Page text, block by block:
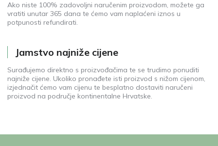
Ako niste 100% zadovoljni naručenim proizvodom, možete ga
vratiti unutar 365 dana te ćemo vam naplaćeni iznos u
potpunosti refundirati.
Jamstvo najniže cijene
Surađujemo direktno s proizvođačima te se trudimo ponuditi
najniže cijene. Ukoliko pronađete isti proizvod s nižom cijenom,
izjednačit ćemo vam cijenu te besplatno dostaviti naručeni
proizvod na područje kontinentalne Hrvatske.